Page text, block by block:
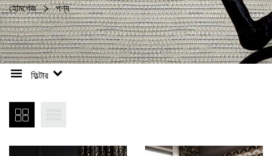
হোমপেজ পণ্য
ফিল্টার